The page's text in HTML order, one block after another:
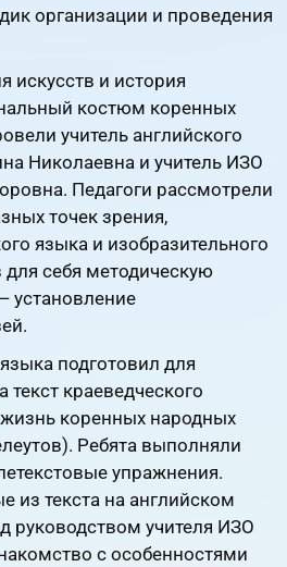
организации и проведения
искусств и история
костюм коренных
учитель английского
Николаевна и учитель ИЗО
Педагоги рассмотрели
точек зрения,
языка и изобразительного
для себя методическую
установление
подготовил для
краеведческого
жизнь коренных народных
Ребята выполняли
упражнения.
из текста на английском
руководством учителя ИЗО
с особенностями